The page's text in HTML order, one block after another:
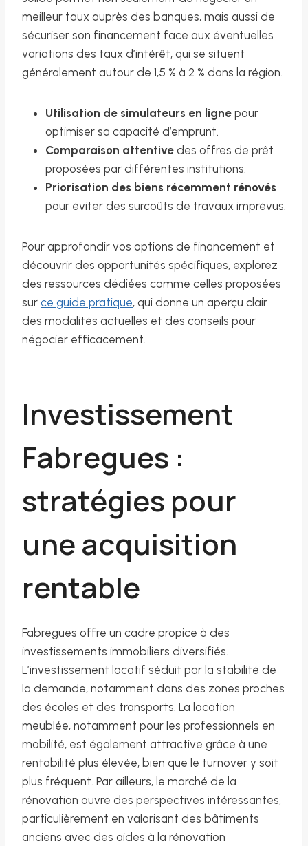
meilleur taux auprès des banques, mais aussi de
sécuriser son financement face aux éventuelles
variations des taux d’intérêt, qui se situent
généralement autour de 1,5 % à 2 % dans la région.
Utilisation de simulateurs en ligne pour
optimiser sa capacité d’emprunt.
Comparaison attentive des offres de prêt
proposées par différentes institutions.
Priorisation des biens récemment rénovés
pour éviter des surcoûts de travaux imprévus.
Pour approfondir vos options de financement et
découvrir des opportunités spécifiques, explorez
des ressources dédiées comme celles proposées
sur ce guide pratique, qui donne un aperçu clair
des modalités actuelles et des conseils pour
négocier efficacement.
Investissement
Fabregues :
stratégies pour
une acquisition
rentable
Fabregues offre un cadre propice à des
investissements immobiliers diversifiés.
L’investissement locatif séduit par la stabilité de
la demande, notamment dans des zones proches
des écoles et des transports. La location
meublée, notamment pour les professionnels en
mobilité, est également attractive grâce à une
rentabilité plus élevée, bien que le turnover y soit
plus fréquent. Par ailleurs, le marché de la
rénovation ouvre des perspectives intéressantes,
particulièrement en valorisant des bâtiments
anciens avec des aides à la rénovation